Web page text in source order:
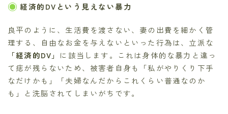
経済的DVという見えない暴力
良平のように、生活費を渡さない、妻の出費を細かく管
理する、自由なお金を与えないといった行為は、立派な
「経済的DV」 に該当します。これは身体的な暴力と違っ
て痣が残らないため、被害者自身も「私がやりくり下手
なだけかも」「夫婦なんだからこれくらい普通なのか
も」と洗脳されてしまいがちです。